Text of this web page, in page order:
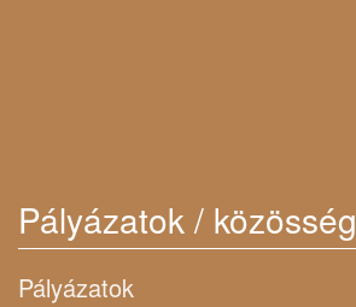
Pályázatok / közösség
Pályázatok